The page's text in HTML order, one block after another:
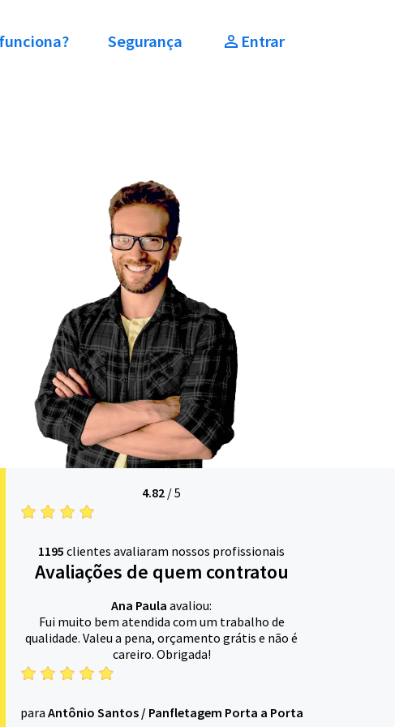
Segurança Entrar
4.82 /5
1195 clientes avaliaram nossos profissionais
Avaliações de quem contratou
Ana Paula avaliou:
Fui muito bem atendida com um trabalho de
qualidade. Valeu a pena, orçamento grátis e não é
careiro. Obrigada!
para Antônio Santos/ Panfletagem Porta a Porta